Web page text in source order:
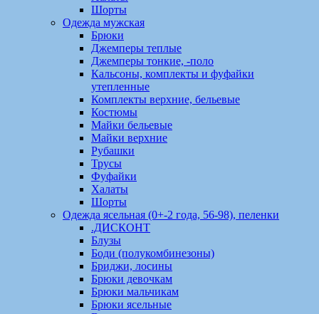
Шорты
Одежда мужская
Брюки
Джемперы теплые
Джемперы тонкие, -поло
Кальсоны, комплекты и фуфайки
утепленные
Комплекты верхние, бельевые
Костюмы
Майки бельевые
Майки верхние
Рубашки
Трусы
Фуфайки
Халаты
Шорты
Одежда ясельная (0+-2 года, 56-98), пеленки
.ДИСКОНТ
Блузы
Боди (полукомбинезоны)
Бриджи, лосины
Брюки девочкам
Брюки мальчикам
Брюки ясельные